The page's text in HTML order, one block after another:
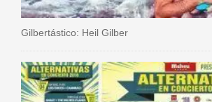
Gilbertástico: Heil Gilber